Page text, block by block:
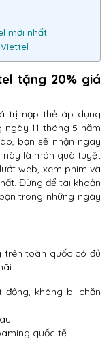
mới nhất
tặng 20% giá
trị nạp thẻ áp dụng
11 tháng 5 năm
bạn sẽ nhận ngay
này là món quà tuyệt
web, xem phim và
Đừng để tài khoản
trong những ngày
trên toàn quốc có đủ
không bị chặn
quốc tế.